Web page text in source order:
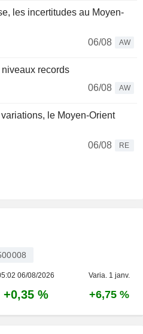
les incertitudes au Moyen-
06/08
AW
records
06/08
AW
le Moyen-Orient
06/08
RE
06/08/2026 Varia. 1 janv.
+0,35 % +6,75 %